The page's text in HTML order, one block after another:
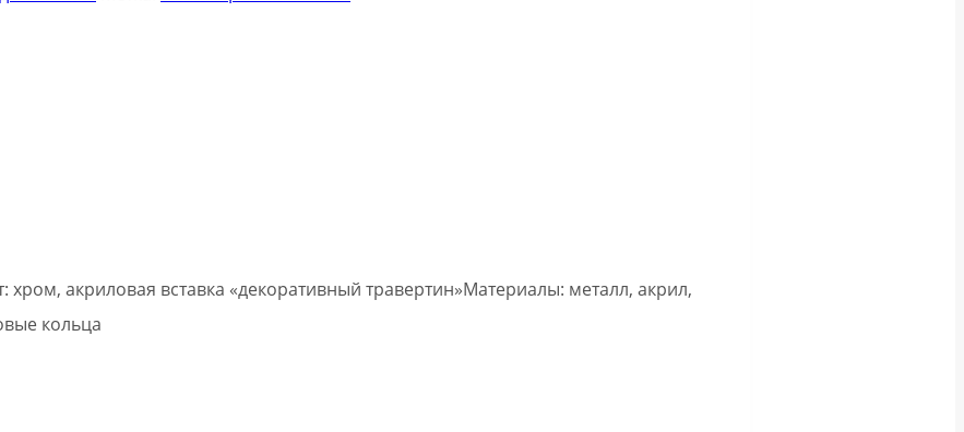
акриловая вставка «декоративный травертин»Материалы: металл, акрил,
кольца